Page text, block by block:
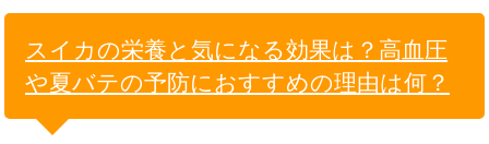
スイカの栄養と気になる効果は？高血圧
や夏バテの予防におすすめの理由は何？